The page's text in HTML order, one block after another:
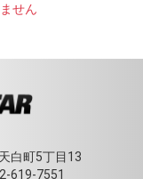
せん
白町5丁目13
619-7551